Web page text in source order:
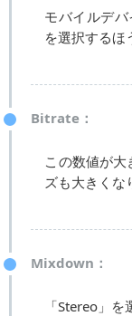
モバイルデバ
を選択するほ
Bitrate：
この数値が
ズも大きくな
Mixdown：
「Stereo」を